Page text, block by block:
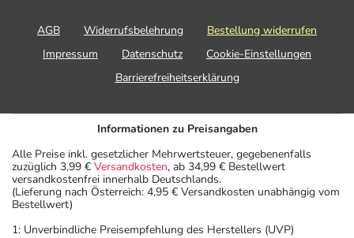
AGB Widerrufsbelehrung
Bestellung widerrufen
Impressum
Datenschutz
Cookie-Einstellungen
Barrierefreiheitserklärung
Informationen zu Preisangaben
Alle Preise inkl. gesetzlicher Mehrwertsteuer, gegebenenfalls
zuzüglich 3,99 € Versandkosten, ab 34,99 € Bestellwert
versandkostenfrei innerhalb Deutschlands.
(Lieferung nach Österreich: 4,95 € Versandkosten unabhängig vom
Bestellwert)
1: Unverbindliche Preisempfehlung des Herstellers (UVP)